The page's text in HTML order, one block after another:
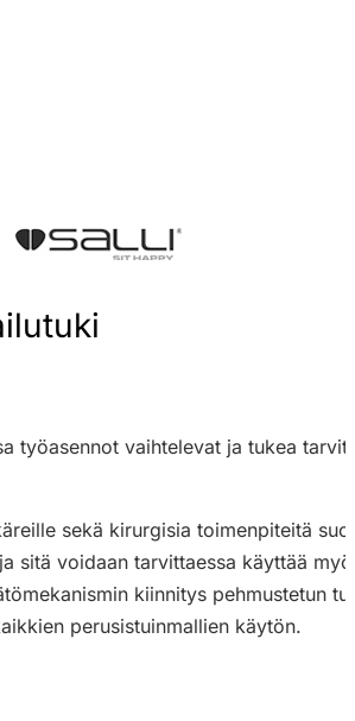
työasennot vaihtelevat ja tukea
sekä kirurgisia toimenpiteitä
sitä voidaan tarvittaessa käyttää
kiinnitys pehmustetun
perusistuinmallien käytön.